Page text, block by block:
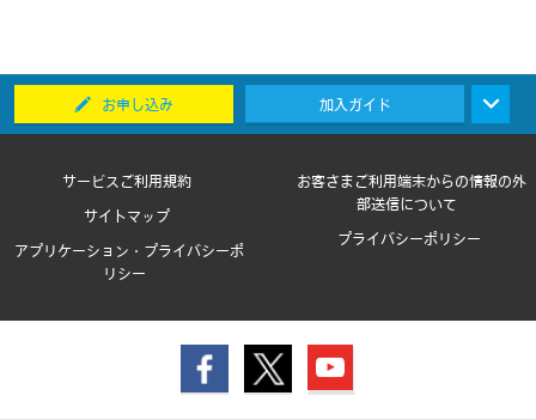
お申し込み 加入ガイド
サービスご利用規約
お客さまご利用端末からの情報の外
部送信について
サイトマップ
プライバシーポリシー
アプリケーション・プライバシーポ
リシー